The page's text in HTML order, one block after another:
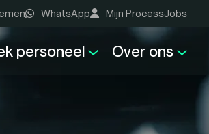
WhatsApp Mijn ProcessJobs
personeel Over ons